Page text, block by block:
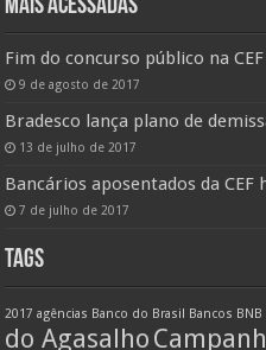
MAIS ACESSADAS
Fim do concurso público na CEF
9 de agosto de 2017
Bradesco lança plano de
13 de julho de 2017
Bancários aposentados da CEF
7 de julho de 2017
TAGS
2017 agências Banco do Brasil Bancos BNB
do Agasalho